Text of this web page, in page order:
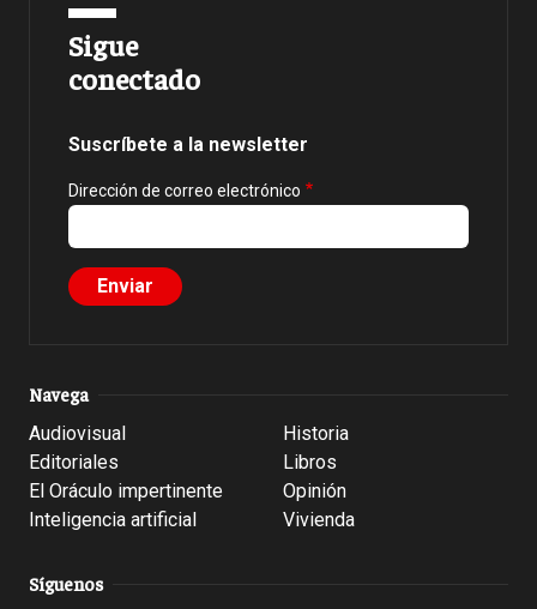
Sigue
conectado
Suscríbete a la newsletter
Dirección de correo electrónico
Navega
Audiovisual
Editoriales
El Oráculo impertinente
Inteligencia artificial
Historia
Libros
Opinión
Vivienda
Síguenos